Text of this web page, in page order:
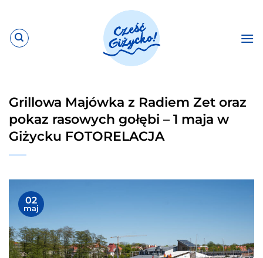
zawartości
Grillowa Majówka z Radiem Zet oraz
pokaz rasowych gołębi – 1 maja w
Giżycku FOTORELACJA
02
maj